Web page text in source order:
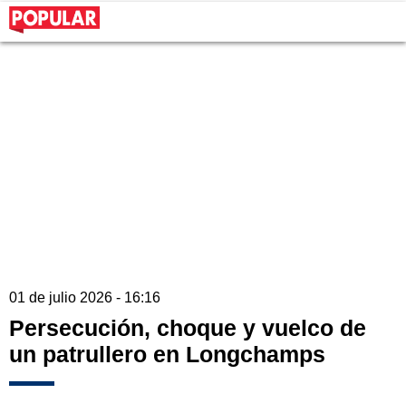
01 de julio 2026 - 16:16
Persecución, choque y vuelco de
un patrullero en Longchamps